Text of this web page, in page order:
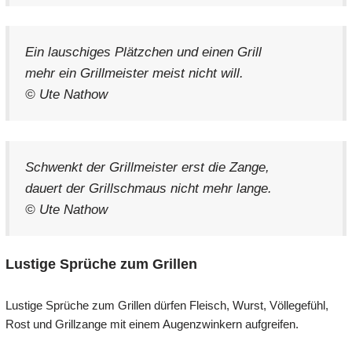
Ein lauschiges Plätzchen und einen Grill
mehr ein Grillmeister meist nicht will.
© Ute Nathow
Schwenkt der Grillmeister erst die Zange,
dauert der Grillschmaus nicht mehr lange.
© Ute Nathow
Lustige Sprüche zum Grillen
Lustige Sprüche zum Grillen dürfen Fleisch, Wurst, Völlegefühl,
Rost und Grillzange mit einem Augenzwinkern aufgreifen.